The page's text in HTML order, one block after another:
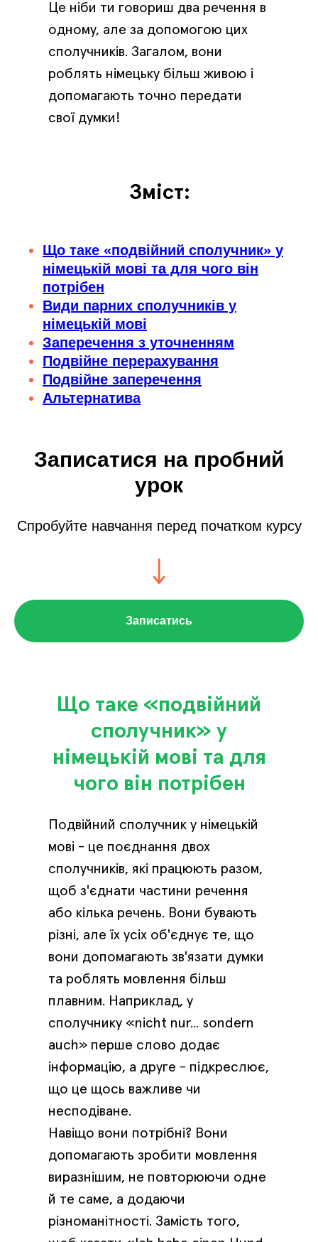
Це ніби ти говориш два речення в
одному, але за допомогою цих
сполучників. Загалом, вони
роблять німецьку більш живою і
допомагають точно передати
свої думки!
Зміст:
Що таке «подвійний сполучник» у
німецькій мові та для чого він
потрібен
Види парних сполучників у
німецькій мові
Заперечення з уточненням
Подвійне перерахування
Подвійне заперечення
Альтернатива
Записатися на пробний
урок
Спробуйте навчання перед початком курсу
Записатись
Що таке «подвійний
сполучник» у
німецькій мові та для
чого він потрібен
Подвійний сполучник у німецькій
мові - це поєднання двох
сполучників, які працюють разом,
щоб з'єднати частини речення
або кілька речень. Вони бувають
різні, але їх усіх об'єднує те, що
вони допомагають зв'язати думки
та роблять мовлення більш
плавним. Наприклад, у
сполучнику «nicht nur... sondern
auch» перше слово додає
інформацію, а друге - підкреслює,
що це щось важливе чи
несподіване.
Навіщо вони потрібні? Вони
допомагають зробити мовлення
виразнішим, не повторюючи одне
й те саме, а додаючи
різноманітності. Замість того,